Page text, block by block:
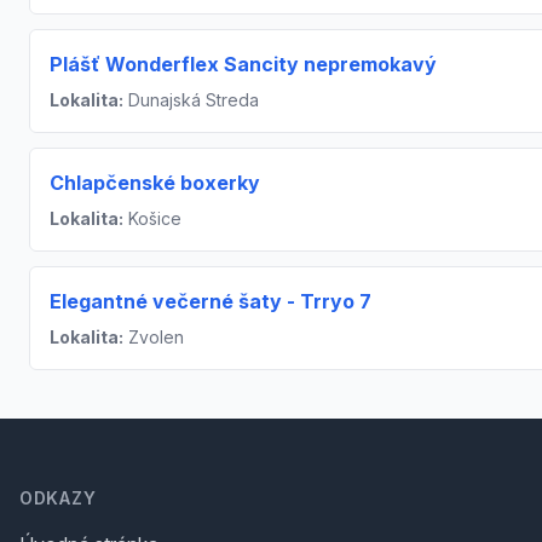
Plášť Wonderflex Sancity nepremokavý
Lokalita: Dunajská Streda
Chlapčenské boxerky
Lokalita: Košice
Elegantné večerné šaty - Trryo 7
Lokalita: Zvolen
ODKAZY